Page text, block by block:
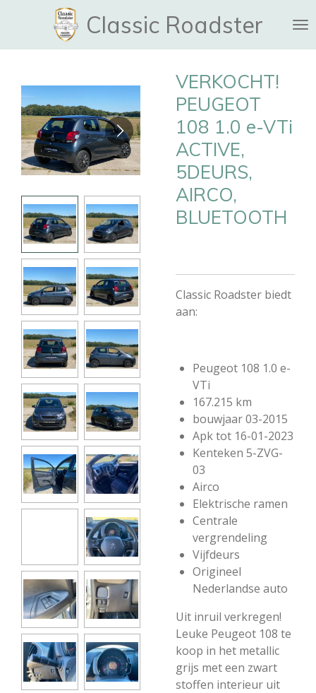
naar
Classic Roadster
VERKOCHT!
PEUGEOT
108 1.0 e-VTi
ACTIVE,
5DEURS,
AIRCO,
BLUETOOTH
Classic Roadster biedt
aan:
Peugeot 108 1.0 e-
VTi
167.215 km
bouwjaar 03-2015
Apk tot 16-01-2023
Kenteken 5-ZVG-
03
Airco
Elektrische ramen
Centrale
vergrendeling
Vijfdeurs
Origineel
Nederlandse auto
Uit inruil verkregen!
Leuke Peugeot 108 te
koop in het metallic
grijs met een zwart
stoffen interieur uit